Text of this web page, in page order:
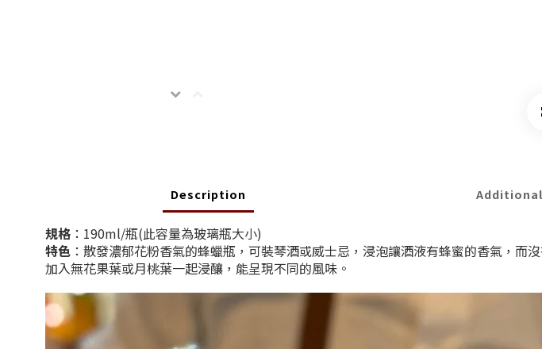
Description
規格 ：190ml/瓶(此容量為玻璃瓶大小)
特色 ： 散發濃郁花粉香氣的蜂蠟瓶，可裝琴酒或威士忌，浸泡讓酒液有蜂蜜的香氣，而
加入無花果葉或月桃葉一起浸釀，能呈現不同的風味。